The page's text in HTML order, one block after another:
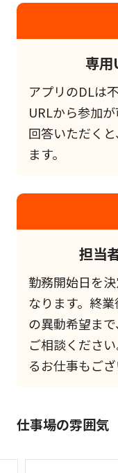
専用
アプリのDLは
URLから参加
回答いただく
ます。
担当
勤務開始日を
なります。終
の異動希望ま
ご相談くださ
るお仕事もござ
仕事場の雰囲気